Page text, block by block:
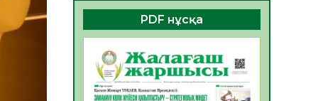
06.08.2026
42 0
ҚОҒАМДЫҚ БЕЛСЕНДІЛІК –
ЕЛ ДАМУЫНЫҢ НЕГІЗІ
06.08.2026
39
ҚҰРЫЛТАЙ САЙЛАУЫ –
PDF нұсқа